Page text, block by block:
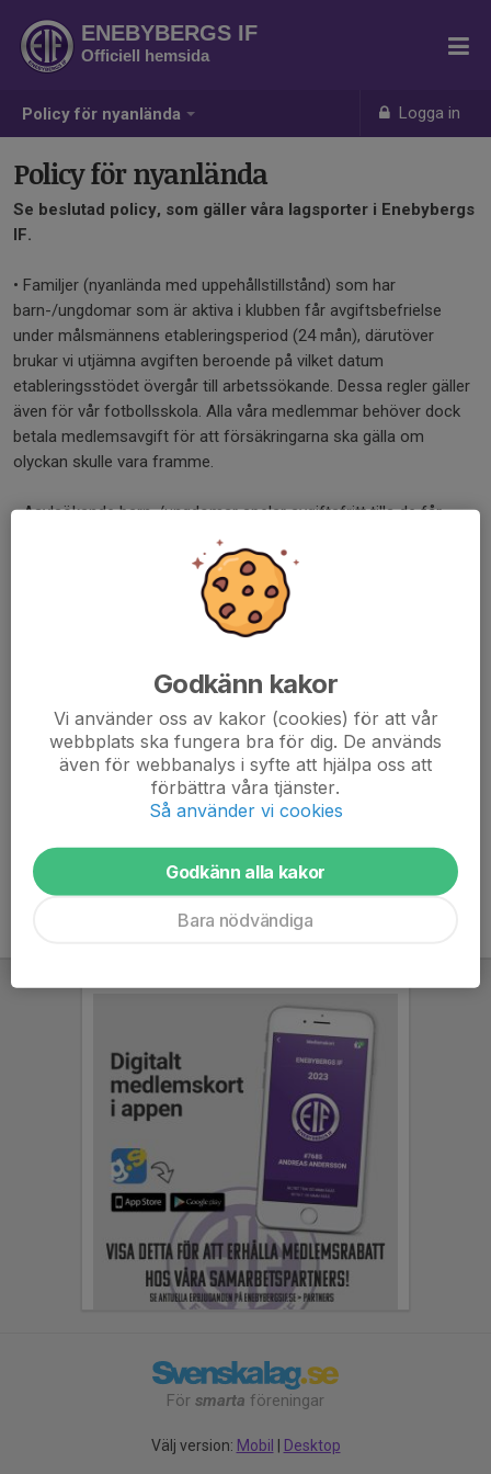
Policy för nyanlända Logga in
ENEBYBERGS IF
Officiell hemsida
Policy för nyanlända
Se beslutad policy, som gäller våra lagsporter i Enebybergs
IF.
• Familjer (nyanlända med uppehållstillstånd) som har
barn-/ungdomar som är aktiva i klubben får avgiftsbefrielse
under målsmännens etableringsperiod (24 mån), därutöver
brukar vi utjämna avgiften beroende på vilket datum
etableringsstödet övergår till arbetssökande. Dessa regler gäller
även för vår fotbollsskola. Alla våra medlemmar behöver dock
betala medlemsavgift för att försäkringarna ska gälla om
olyckan skulle vara framme.
• Asylsökande barn-/ungdomar spelar avgiftsfritt tills de får
uppehållstillstånd, därefter får de hjälp som ovan under
etableringsperioden (24 mån) med möjlighet till en
Självklart kan enskilda personer, företagssponsorer eller lag
naturligtvis lagets aktiva föräldrar vara överens om upplägget.
Vi ber målsmän-/lagledare kontakta kansliet så allt blir korrekt
från början och för att undvika missförstånd.
ekonomi@enebybergsif.seellerkansli@enebybergsif.se
För smarta föreningar
Välj version: Mobil Desktop
Godkänn kakor
Vi använder oss av kakor (cookies) för att vår
webbplats ska fungera bra för dig. De används
även för webbanalys i syfte att hjälpa oss att
förbättra våra tjänster.
Så använder vi cookies
Godkänn alla kakor
Bara nödvändiga